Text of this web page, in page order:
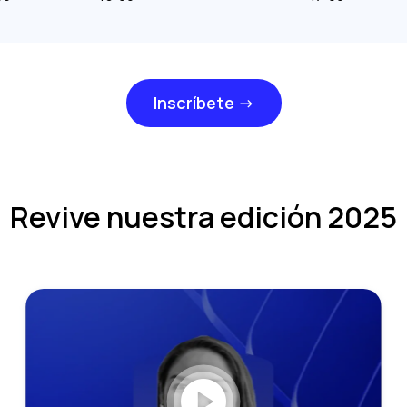
Inscríbete →
Revive nuestra edición 2025